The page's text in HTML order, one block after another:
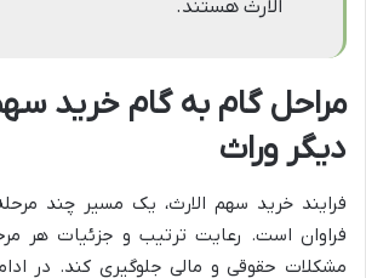
الارث هستند.
مراحل گام به گام خرید
دیگر وراث
فرایند خرید سهم الارث، یک مسیر چند
فراوان است. رعایت ترتیب و جزئیات هر
مشکلات حقوقی و مالی جلوگیری کند. در